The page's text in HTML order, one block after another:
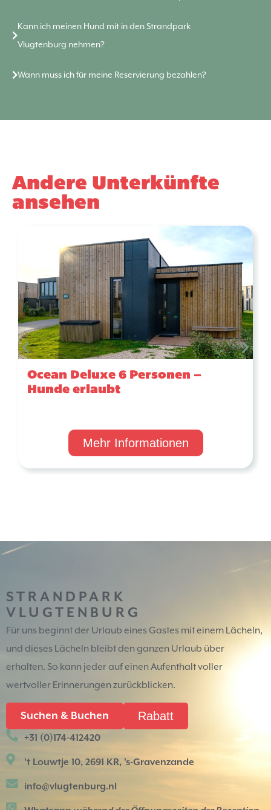
Kann ich meinen Hund mit in den Strandpark
Vlugtenburg nehmen?
Wann muss ich für meine Reservierung bezahlen?
Andere Unterkünfte
ansehen
Ocean Deluxe 6 Personen –
Hunde erlaubt
Mehr Informationen
STRANDPARK
VLUGTENBURG
Für uns beginnt der Urlaub eines Gastes mit einem Lächeln,
und dieses Lächeln bleibt den ganzen Urlaub über
erhalten. So kann jeder auf einen Aufenthalt voller
wertvoller Erinnerungen zurückblicken.
Suchen & Buchen Rabatt
+31 (0)174-412420
't Louwtje 10, 2691 KR, 's-Gravenzande
info@vlugtenburg.nl